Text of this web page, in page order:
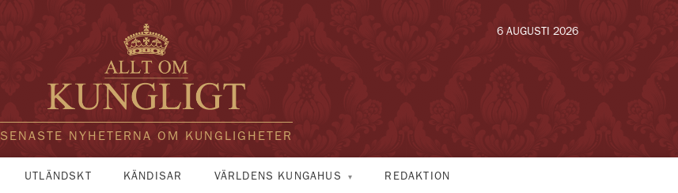
SENASTE NYHETERNA OM KUNGLIGHETER
6 AUGUSTI 2026
UTLÄNDSKT KÄNDISAR VÄRLDENS KUNGAHUS REDAKTION